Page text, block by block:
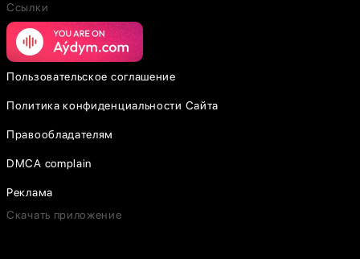
Ссылки
Пользовательское соглашение
Политика конфиденциальности Сайта
Правообладателям
DMCA complain
Реклама
Скачать приложение